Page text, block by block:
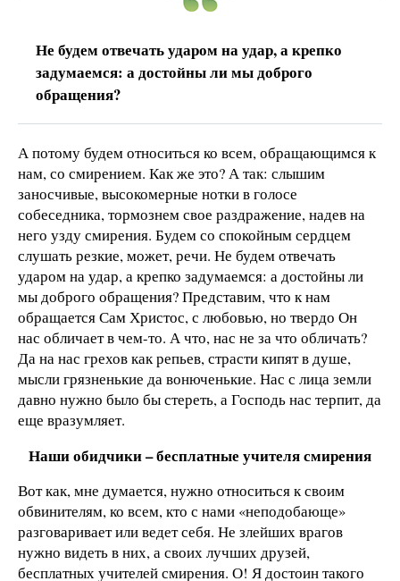
Не будем отвечать ударом на удар, а крепко
задумаемся: а достойны ли мы доброго
обращения?
А потому будем относиться ко всем, обращающимся к
нам, со смирением. Как же это? А так: слышим
заносчивые, высокомерные нотки в голосе
собеседника, тормознем свое раздражение, надев на
него узду смирения. Будем со спокойным сердцем
слушать резкие, может, речи. Не будем отвечать
ударом на удар, а крепко задумаемся: а достойны ли
мы доброго обращения? Представим, что к нам
обращается Сам Христос, с любовью, но твердо Он
нас обличает в чем-то. А что, нас не за что обличать?
Да на нас грехов как репьев, страсти кипят в душе,
мысли грязненькие да вонюченькие. Нас с лица земли
давно нужно было бы стереть, а Господь нас терпит, да
еще вразумляет.
Наши обидчики – бесплатные учителя смирения
Вот как, мне думается, нужно относиться к своим
обвинителям, ко всем, кто с нами «неподобающе»
разговаривает или ведет себя. Не злейших врагов
нужно видеть в них, а своих лучших друзей,
бесплатных учителей смирения. О! Я достоин такого